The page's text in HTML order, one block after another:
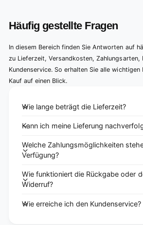
Häufig gestellte Fragen
In diesem Bereich finden Sie Antworten auf
zu Lieferzeit, Versandkosten, Zahlungsarten,
Kundenservice. So erhalten Sie alle
Kauf auf einen Blick.
Wie lange beträgt die Lieferzeit?
Kann ich meine Lieferung
Welche Zahlungsmöglichkeiten
Verfügung?
Wie funktioniert die Rückgabe oder
Widerruf?
Wie erreiche ich den Kundenservice?